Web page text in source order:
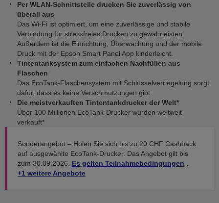
Per WLAN-Schnittstelle drucken Sie zuverlässig von
überall aus
Das Wi-Fi ist optimiert, um eine zuverlässige und stabile
Verbindung für stressfreies Drucken zu gewährleisten.
Außerdem ist die Einrichtung, Überwachung und der mobile
Druck mit der Epson Smart Panel App kinderleicht.
Tintentanksystem zum einfachen Nachfüllen aus
Flaschen
Das EcoTank-Flaschensystem mit Schlüsselverriegelung sorgt
dafür, dass es keine Verschmutzungen gibt
Die meistverkauften Tintentankdrucker der Welt*
Über 100 Millionen EcoTank-Drucker wurden weltweit
verkauft*
Sonderangebot – Holen Sie sich bis zu 20 CHF Cashback
auf ausgewählte EcoTank-Drucker. Das Angebot gilt bis
zum 30.09.2026. Es gelten Teilnahmebedingungen
+1 weitere Angebote